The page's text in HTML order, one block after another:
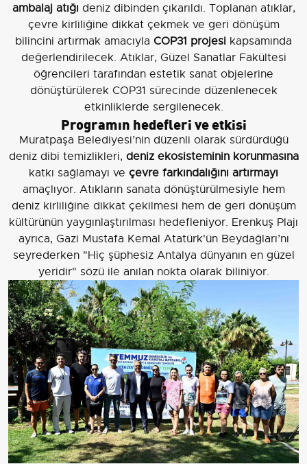
ambalaj atığı deniz dibinden çıkarıldı. Toplanan atıklar,
çevre kirliliğine dikkat çekmek ve geri dönüşüm
bilincini artırmak amacıyla COP31 projesi kapsamında
değerlendirilecek. Atıklar, Güzel Sanatlar Fakültesi
öğrencileri tarafından estetik sanat objelerine
dönüştürülerek COP31 sürecinde düzenlenecek
etkinliklerde sergilenecek.
Programın hedefleri ve etkisi
Muratpaşa Belediyesi’nin düzenli olarak sürdürdüğü
deniz dibi temizlikleri, deniz ekosisteminin korunmasına
katkı sağlamayı ve çevre farkındalığını artırmayı
amaçlıyor. Atıkların sanata dönüştürülmesiyle hem
deniz kirliliğine dikkat çekilmesi hem de geri dönüşüm
kültürünün yaygınlaştırılması hedefleniyor. Erenkuş Plajı
ayrıca, Gazi Mustafa Kemal Atatürk'ün Beydağları’nı
seyrederken "Hiç şüphesiz Antalya dünyanın en güzel
yeridir" sözü ile anılan nokta olarak biliniyor.